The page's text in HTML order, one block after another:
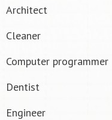
Architect
Cleaner
Computer programmer
Dentist
Engineer